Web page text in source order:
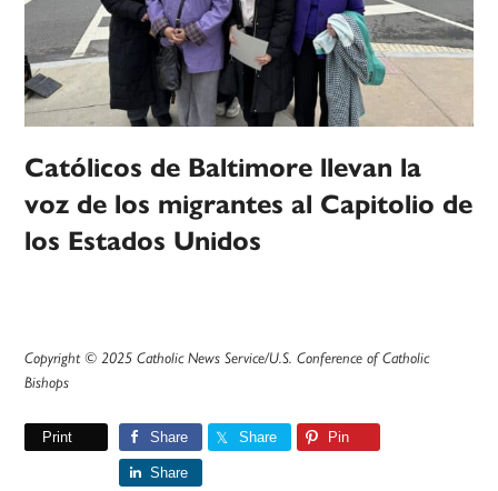
Católicos de Baltimore llevan la
voz de los migrantes al Capitolio de
los Estados Unidos
Copyright © 2025 Catholic News Service/U.S. Conference of Catholic
Bishops
Print Share Share Pin
Share